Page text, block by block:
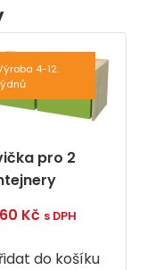
4-12.
pro 2
Kč s DPH
do košíku